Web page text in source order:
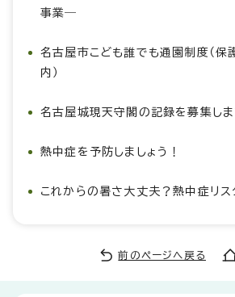
事業―
名古屋市こども誰でも通園制度（保
内）
名古屋城現天守閣の記録を募集しま
熱中症を予防しましょう！
これからの暑さ大丈夫？熱中症リス
前のページへ戻る